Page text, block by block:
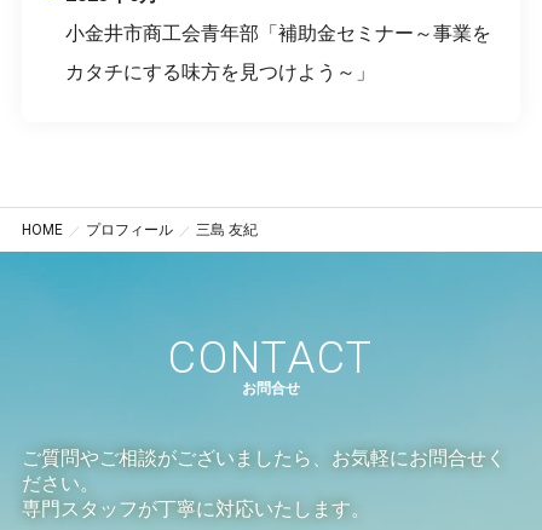
小金井市商工会青年部「補助金セミナー～事業を
カタチにする味方を見つけよう～」
HOME プロフィール 三島 友紀
CONTACT
お問合せ
ご質問やご相談がございましたら、お気軽にお問合せく
ださい。
専門スタッフが丁寧に対応いたします。